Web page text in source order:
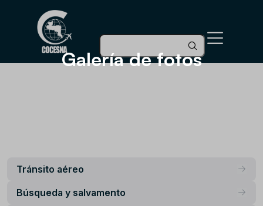
Galerí­a de fotos
Tránsito aéreo
Búsqueda y salvamento